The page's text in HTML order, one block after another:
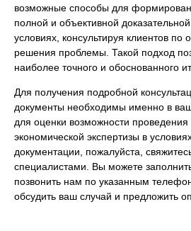
возможные способы для
полной и объективной
условиях, консультируя клиентов
решения проблемы. Такой подход
наиболее точного и обоснованного
Для получения подробной
документы необходимы именно в
для оценки возможности
экономической экспертизы в
документации, пожалуйста,
специалистами. Вы можете
позвонить нам по указанным
обсудить ваш случай и предложить